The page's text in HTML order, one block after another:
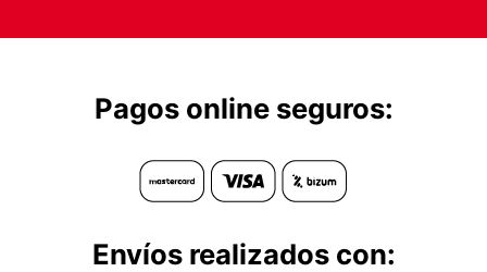
Pagos online seguros:
Envíos realizados con: